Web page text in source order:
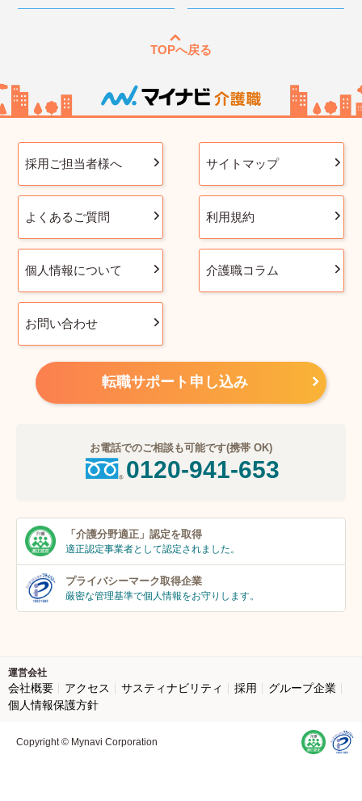
TOPへ戻る
採用ご担当者様へ サイトマップ
よくあるご質問 利用規約
個人情報について 介護職コラム
お問い合わせ
転職サポート申し込み
お電話でのご相談も可能です(携帯 OK)
0120-941-653
「介護分野適正」 認定を取得
適正認定事業者として認定されました。
プライバシーマーク取得企業
厳密な管理基準で個人情報をお守りします。
運営会社
会社概要 アクセス サスティナビリティ 採用
グループ企業
個人情報保護方針
Copyright © Mynavi Corporation